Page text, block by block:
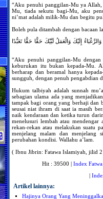
“Aku penuhi panggilan-Mu ya
Mu, tiada sekutu bagi-Mu, aku
ni’mat adalah milik-Mu dan begitu
Boleh pula ditambah dengan bacaan
إِلَيْكَ وَالْعَمَلُ لَبَّيْكَ حَقًّا حَقًّا تَعَبُّدًا
“Aku penuhi panggilan-Mu
keburukan itu bukan kepada-Mu.
berharap dan beramal hanya
sungguh, dengan penuh pengabdian
Hukum talbiyah adalah sunnah
sebagian ulama ada yang
tampak bagi orang yang berhaji dan
seusai niat ihram di saat ia masih
naik kendaraan dan ketika turun
menelusuri lembah atau
rekan-rekan atau melakukan suatu
menjelang malam dan menjelang
perubahan kondisi. Wallahu a’lam.
( Ibnu Jibrin: Fatawa Islamiyah, jilid
Hit : 39500 | Index Fatwa
|
Artikel lainnya:
Hajinya Orang Yang